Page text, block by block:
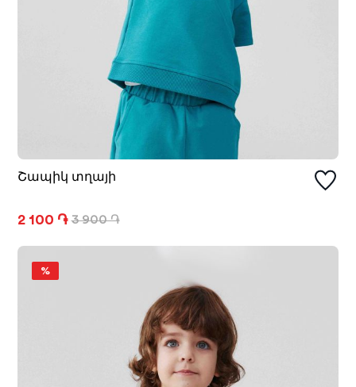
Շապիկ տղայի
2 100 ֏ 3 900 ֏
%